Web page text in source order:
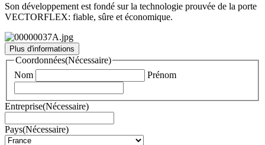
Son développement est fondé sur la technologie prouvée de la porte
VECTORFLEX: fiable, sûre et économique.
Plus d'informations
Coordonnées(Nécessaire)
Nom
Prénom
Entreprise(Nécessaire)
Pays(Nécessaire)